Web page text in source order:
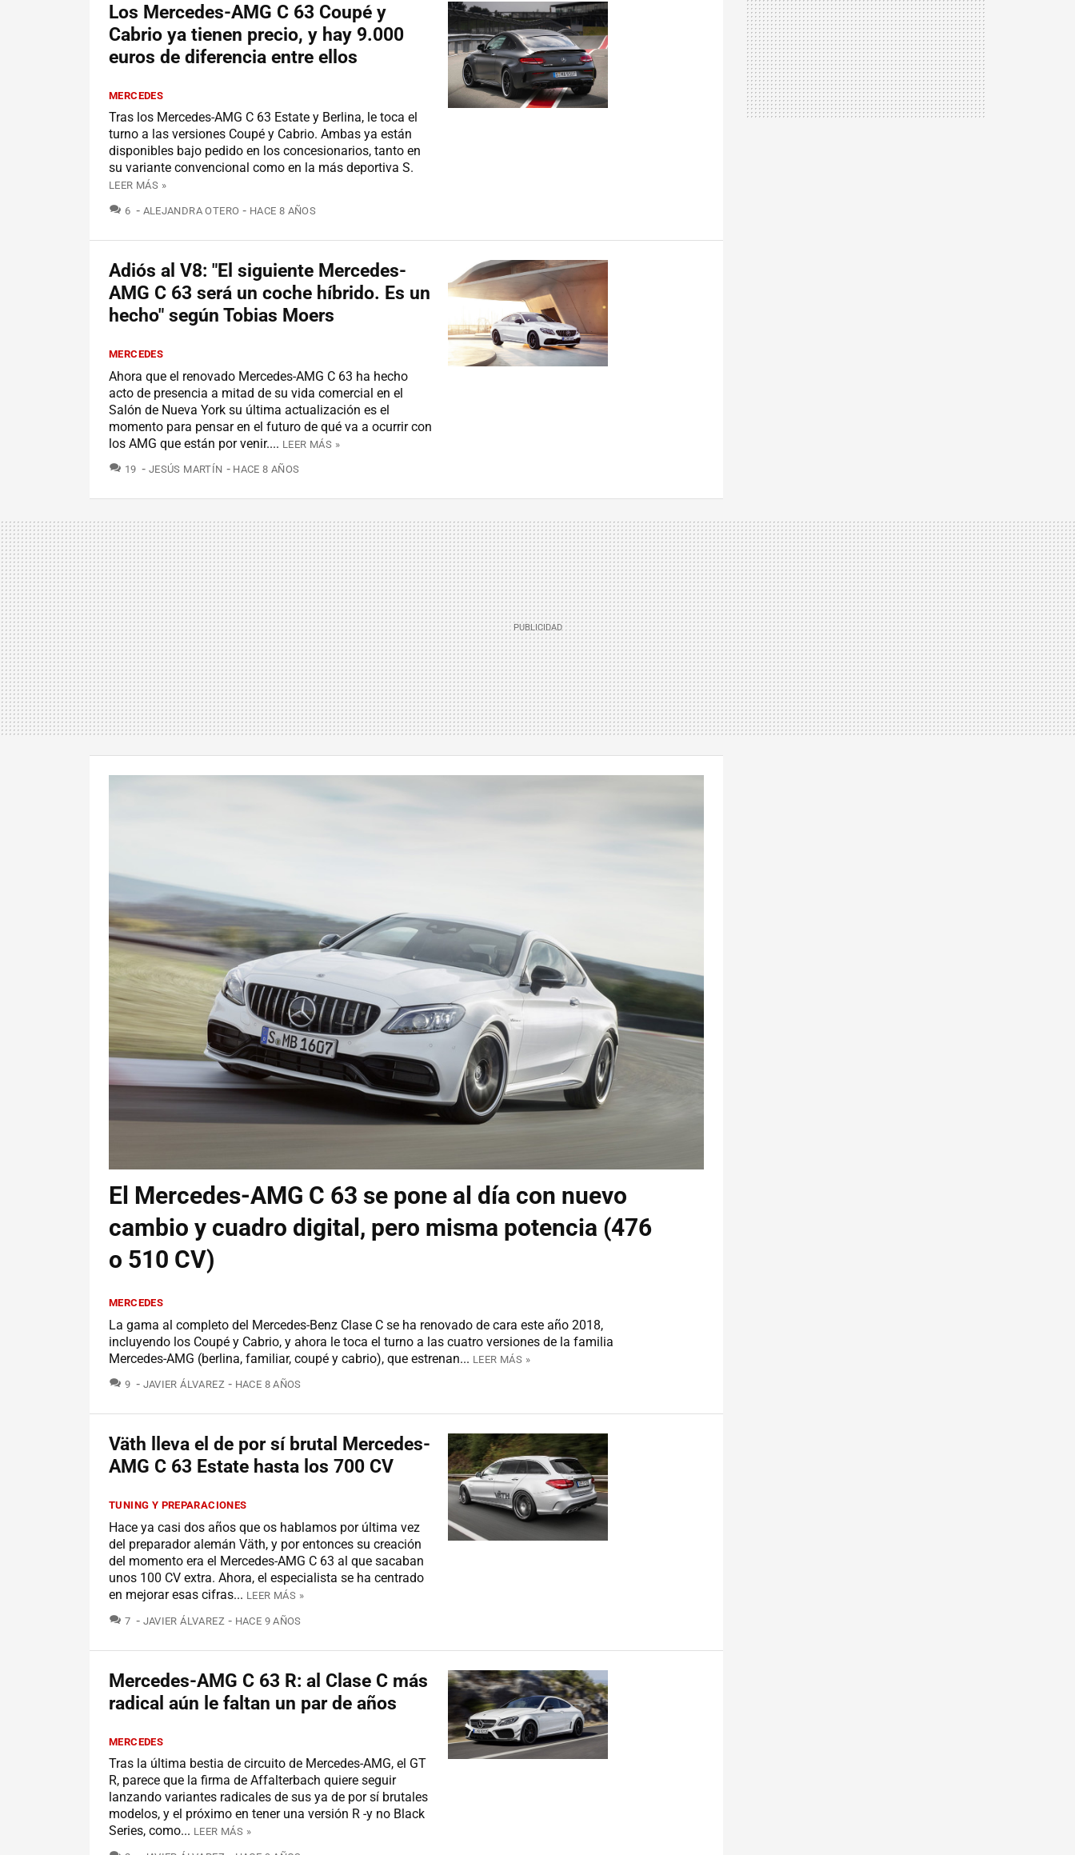
Los Mercedes-AMG C 63 Coupé y
Cabrio ya tienen precio, y hay 9.000
euros de diferencia entre ellos
MERCEDES
Tras los Mercedes-AMG C 63 Estate y Berlina, le toca el
turno a las versiones Coupé y Cabrio. Ambas ya están
disponibles bajo pedido en los concesionarios, tanto en
su variante convencional como en la más deportiva S.
LEER MÁS »
6 COMENTARIOS
ALEJANDRA OTERO HACE 8 AÑOS
Adiós al V8: "El siguiente Mercedes-
AMG C 63 será un coche híbrido. Es un
hecho" según Tobias Moers
MERCEDES
Ahora que el renovado Mercedes-AMG C 63 ha hecho
acto de presencia a mitad de su vida comercial en el
Salón de Nueva York su última actualización es el
momento para pensar en el futuro de qué va a ocurrir con
los AMG que están por venir.... LEER MÁS »
19 COMENTARIOS
JESÚS MARTÍN HACE 8 AÑOS
El Mercedes-AMG C 63 se pone al día con nuevo
cambio y cuadro digital, pero misma potencia (476
o 510 CV)
MERCEDES
La gama al completo del Mercedes-Benz Clase C se ha renovado de cara este año 2018,
incluyendo los Coupé y Cabrio, y ahora le toca el turno a las cuatro versiones de la familia
Mercedes-AMG (berlina, familiar, coupé y cabrio), que estrenan... LEER MÁS »
9 COMENTARIOS
JAVIER ÁLVAREZ HACE 8 AÑOS
Väth lleva el de por sí brutal Mercedes-
AMG C 63 Estate hasta los 700 CV
TUNING Y PREPARACIONES
Hace ya casi dos años que os hablamos por última vez
del preparador alemán Väth, y por entonces su creación
del momento era el Mercedes-AMG C 63 al que sacaban
unos 100 CV extra. Ahora, el especialista se ha centrado
en mejorar esas cifras... LEER MÁS »
7 COMENTARIOS
JAVIER ÁLVAREZ HACE 9 AÑOS
Mercedes-AMG C 63 R: al Clase C más
radical aún le faltan un par de años
MERCEDES
Tras la última bestia de circuito de Mercedes-AMG, el GT
R, parece que la firma de Affalterbach quiere seguir
lanzando variantes radicales de sus ya de por sí brutales
modelos, y el próximo en tener una versión R -y no Black
Series, como... LEER MÁS »